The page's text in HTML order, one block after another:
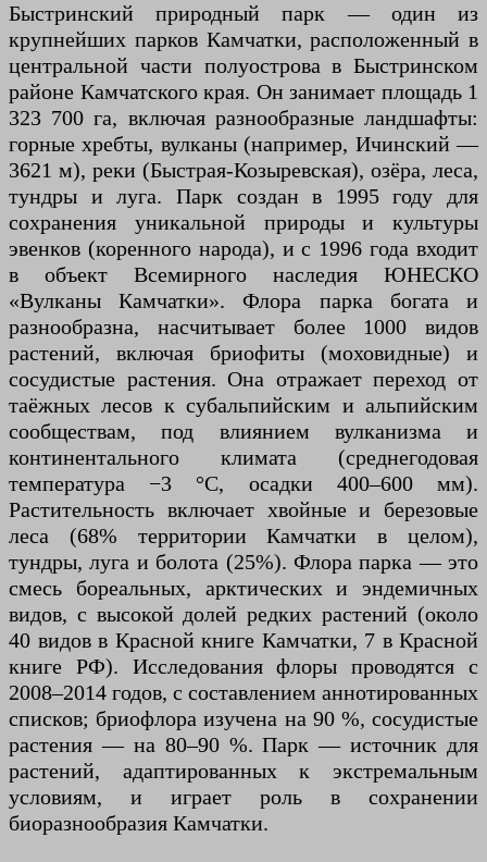
Быстринский природный парк — один из
крупнейших парков Камчатки, расположенный в
центральной части полуострова в Быстринском
районе Камчатского края. Он занимает площадь 1
323 700 га, включая разнообразные ландшафты:
горные хребты, вулканы (например, Ичинский —
3621 м), реки (Быстрая-Козыревская), озёра, леса,
тундры и луга. Парк создан в 1995 году для
сохранения уникальной природы и культуры
эвенков (коренного народа), и с 1996 года входит
в объект Всемирного наследия ЮНЕСКО
«Вулканы Камчатки». Флора парка богата и
разнообразна, насчитывает более 1000 видов
растений, включая бриофиты (моховидные) и
сосудистые растения. Она отражает переход от
таёжных лесов к субальпийским и альпийским
сообществам, под влиянием вулканизма и
континентального климата (среднегодовая
температура −3 °C, осадки 400–600 мм).
Растительность включает хвойные и березовые
леса (68% территории Камчатки в целом),
тундры, луга и болота (25%). Флора парка — это
смесь бореальных, арктических и эндемичных
видов, с высокой долей редких растений (около
40 видов в Красной книге Камчатки, 7 в Красной
книге РФ). Исследования флоры проводятся с
2008–2014 годов, с составлением аннотированных
списков; бриофлора изучена на 90 %, сосудистые
растения — на 80–90 %. Парк — источник для
растений, адаптированных к экстремальным
условиям, и играет роль в сохранении
биоразнообразия Камчатки.